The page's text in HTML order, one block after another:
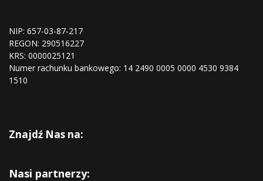
NIP: 657-03-87-217
REGON: 290516227
KRS: 0000025121
Numer rachunku bankowego: 14 2490 0005 0000 4530 9384
1510
Znajdź Nas na:
Nasi partnerzy: